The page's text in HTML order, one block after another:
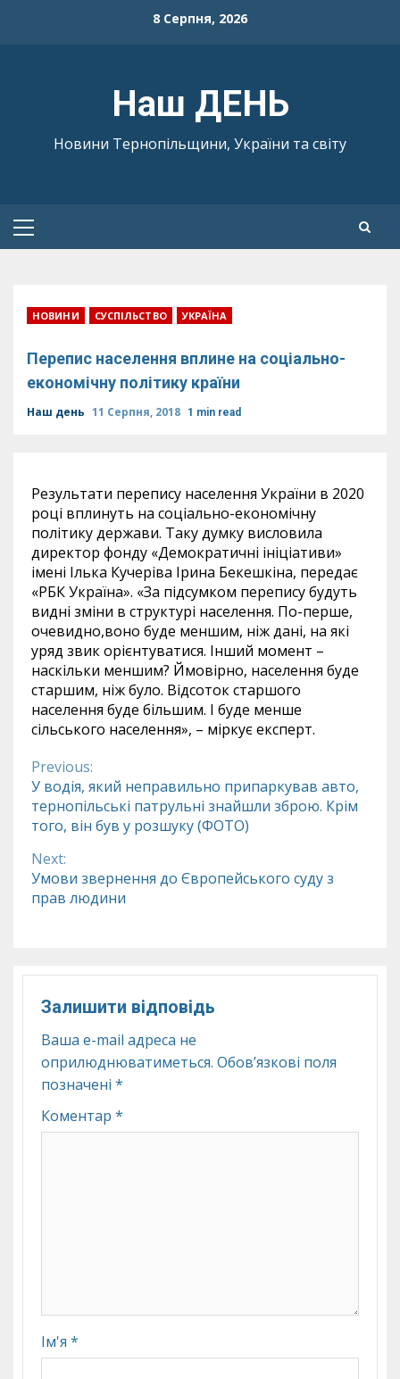
8 Серпня, 2026
Наш ДЕНЬ
Новини Тернопільщини, України та світу
Primary
НОВИНИ СУСПІЛЬСТВО УКРАЇНА
Перепис населення вплине на соціально-
економічну політику країни
Наш день 11 Серпня, 2018 1 min read
Результати перепису населення України в 2020
році вплинуть на соціально-економічну
політику держави. Таку думку висловила
директор фонду «Демократичні ініціативи»
імені Ілька Кучеріва Ірина Бекешкіна, передає
«РБК Україна». «За підсумком перепису будуть
видні зміни в структурі населення. По-перше,
очевидно,воно буде меншим, ніж дані, на які
уряд звик орієнтуватися. Інший момент –
наскільки меншим? Ймовірно, населення буде
старшим, ніж було. Відсоток старшого
населення буде більшим. І буде менше
сільського населення», – міркує експерт.
Continue
Reading
Previous:
У водія, який неправильно припаркував авто,
тернопільські патрульні знайшли зброю. Крім
того, він був у розшуку (ФОТО)
Next:
Умови звернення до Європейського суду з
прав людини
Залишити відповідь
Ваша e-mail адреса не
оприлюднюватиметься. Обов’язкові поля
позначені *
Коментар *
Ім'я *